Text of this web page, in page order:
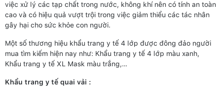
việc xử lý các tạp chất trong nước, không khí nên có tính an toàn
cao và có hiệu quả vượt trội trong việc giảm thiểu các tác nhân
gây hại cho sức khỏe con người.
Một số thương hiệu khẩu trang y tế 4 lớp được đông đảo người
mua tìm kiếm hiện nay như: Khẩu trang y tế 4 lớp màu xanh,
Khẩu trang y tế XL Mask màu trắng,…
Khẩu trang y tế quai vải :